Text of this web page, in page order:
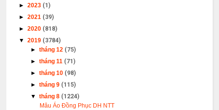
►2023 (1)
►2021 (39)
►2020 (818)
▼2019 (3784)
►tháng 12 (75)
►tháng 11 (71)
►tháng 10 (98)
►tháng 9 (115)
▼tháng 8 (1224)
Mâu Áo Đồng Phục DH NTT